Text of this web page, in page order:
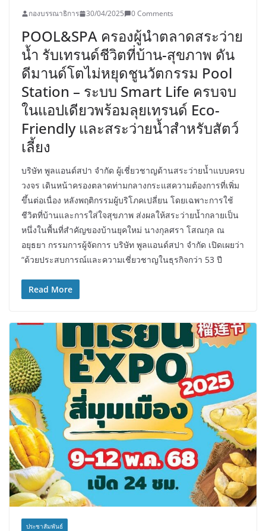
กองบรรณาธิการ 30/04/2025 0 Comments
POOL&SPA ครองผู้นำตลาดสระว่าย
น้ำ รับเทรนด์ชีวิตที่บ้าน-สุขภาพ ดัน
ดีมานด์โตไม่หยุดชูนวัตกรรม Pool
Station – ระบบ Smart Life ครบจบ
ในแอปเดียวพร้อมลุยเทรนด์ Eco-
Friendly และสระว่ายน้ำสำหรับสัตว์
เลี้ยง
บริษัท พูลแอนด์สปา จำกัด ผู้เชี่ยวชาญด้านสระว่ายน้ำแบบครบ
วงจร เดินหน้าครองตลาดท่ามกลางกระแสความต้องการที่เพิ่ม
ขึ้นต่อเนื่อง หลังพฤติกรรมผู้บริโภคเปลี่ยน โดยเฉพาะการใช้
ชีวิตที่บ้านและการใส่ใจสุขภาพ ส่งผลให้สระว่ายน้ำกลายเป็น
หนึ่งในพื้นที่สำคัญของบ้านยุคใหม่ นางกุลศรา โสณกุล ณ
อยุธยา กรรมการผู้จัดการ บริษัท พูลแอนด์สปา จำกัด เปิดเผยว่า
“ด้วยประสบการณ์และความเชี่ยวชาญในธุรกิจกว่า 53 ปี
Read More
ประชาสัมพันธ์